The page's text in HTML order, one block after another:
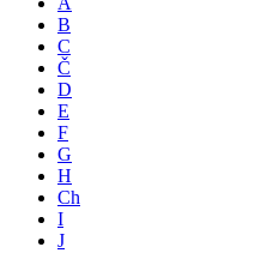
B
C
Č
D
E
F
G
H
Ch
I
J